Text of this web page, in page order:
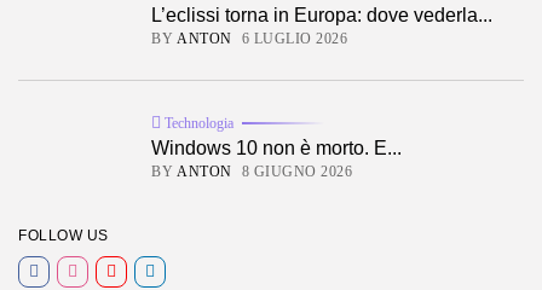
L’eclissi torna in Europa: dove vederla...
BY ANTON 6 LUGLIO 2026
Technologia
Windows 10 non è morto. E...
BY ANTON 8 GIUGNO 2026
FOLLOW US